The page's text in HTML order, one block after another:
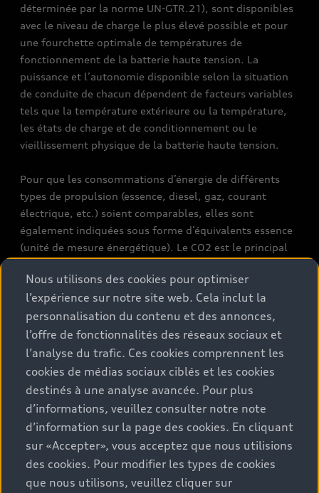
déterminée par la norme UN-GTR.21), sont disponibles
avec le niveau de charge le plus élevé possible et pour
une fourchette optimale de températures de
fonctionnement de la batterie haute tension. La
puissance et l’autonomie disponible selon la situation
de conduite de chacun dépendent de facteurs variables
tels que la température extérieure ou la température,
les états de charge et de conditionnement ou le
vieillissement physique de la batterie haute tension.
Pour que les consommations d’énergie de différents
types de propulsion (essence, diesel, gaz, courant
électrique, etc.) soient comparables, elles sont
également indiquées sous forme d’équivalents essence
(unité de mesure énergétique). Le CO2 est le principal
climatique. Valeur moyenne des émissions de CO2 pour
tous les véhicules neufs vendus en Suisse: 111 g/km
(WLTP). Valeur cible des émissions de CO2 pour tous les
véhicules neufs vendus en Suisse: 93.6 g/km (WLTP).
Les données indiquées pour un véhicule peuvent
différer des données d’immatriculation conformément
à l’homologation de véhicule individuel.
Catégorie de rendement énergétique selon la nouvelle
méthode de calcul conformément à l’annexe 4.1 de
l’OEEE et valable dès le 1er janvier 2023. Vous
trouverez des informations sur l’étiquette-énergie pour
les voitures de tourisme sur le site de l’Office fédéral de
Nous utilisons des cookies pour optimiser
l’expérience sur notre site web. Cela inclut la
personnalisation du contenu et des annonces,
l’offre de fonctionnalités des réseaux sociaux et
l’analyse du trafic. Ces cookies comprennent les
cookies de médias sociaux ciblés et les cookies
destinés à une analyse avancée. Pour plus
d’informations, veuillez consulter notre note
d’information sur la page des cookies. En cliquant
sur «Accepter», vous acceptez que nous utilisions
des cookies. Pour modifier les types de cookies
que nous utilisons, veuillez cliquer sur